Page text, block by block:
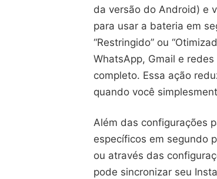
da versão do Android) e
para usar a bateria em
“Restringido” ou
WhatsApp, Gmail e
completo. Essa ação
quando você
Além das configurações
específicos em segundo
ou através das
pode sincronizar seu